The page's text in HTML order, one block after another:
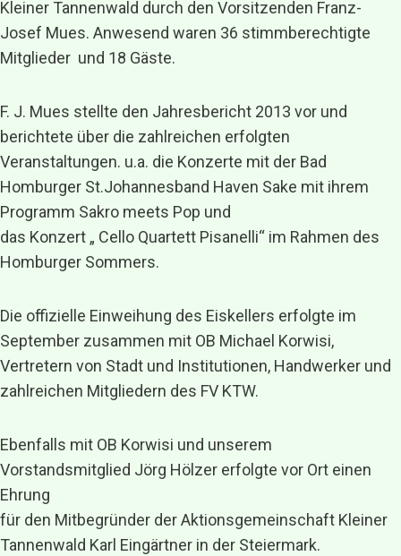
Kleiner Tannenwald durch den Vorsitzenden Franz-
Josef Mues. Anwesend waren 36 stimmberechtigte
Mitglieder und 18 Gäste.
F. J. Mues stellte den Jahresbericht 2013 vor und
berichtete über die zahlreichen erfolgten
Veranstaltungen. u.a. die Konzerte mit der Bad
Homburger St.Johannesband Haven Sake mit ihrem
Programm Sakro meets Pop und
das Konzert „ Cello Quartett Pisanelli“ im Rahmen des
Homburger Sommers.
Die offizielle Einweihung des Eiskellers erfolgte im
September zusammen mit OB Michael Korwisi,
Vertretern von Stadt und Institutionen, Handwerker und
zahlreichen Mitgliedern des FV KTW.
Ebenfalls mit OB Korwisi und unserem
Vorstandsmitglied Jörg Hölzer erfolgte vor Ort einen
Ehrung
für den Mitbegründer der Aktionsgemeinschaft Kleiner
Tannenwald Karl Eingärtner in der Steiermark.